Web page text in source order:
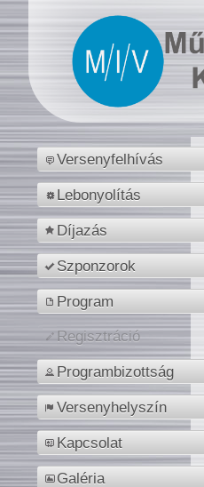
Versenyfelhívás
Lebonyolítás
Díjazás
Szponzorok
Program
Regisztráció
Programbizottság
Versenyhelyszín
Kapcsolat
Galéria